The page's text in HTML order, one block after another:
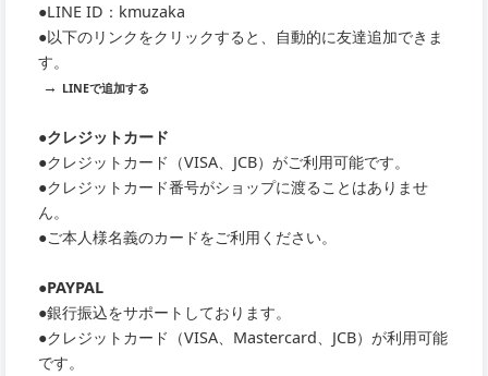
●LINE ID：kmuzaka
●以下のリンクをクリックすると、自動的に友達追加できま
す。
→ LINEで追加する
●クレジットカード
●クレジットカード（VISA、JCB）がご利用可能です。
●クレジットカード番号がショップに渡ることはありませ
ん。
●ご本人様名義のカードをご利用ください。
●PAYPAL
●銀行振込をサポートしております。
●クレジットカード（VISA、Mastercard、JCB）が利用可能
です。